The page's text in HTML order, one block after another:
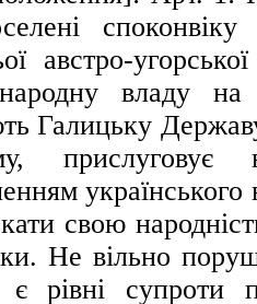
австро-
владу
Галицьку
свою
Не вільно
є рівні супроти